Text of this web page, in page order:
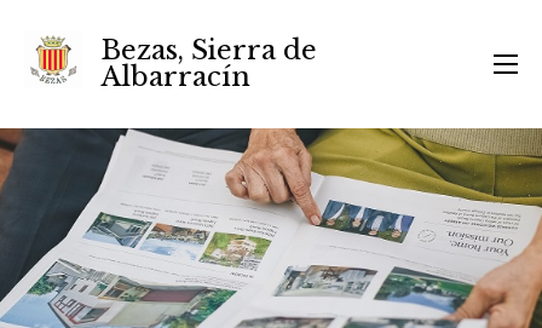
Bezas, Sierra de
Albarracín